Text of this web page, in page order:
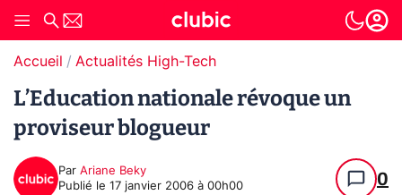
Accueil Actualités High-Tech
L’Education nationale révoque un
proviseur blogueur
Par Ariane Beky
Publié le 17 janvier 2006 à 00h00 0